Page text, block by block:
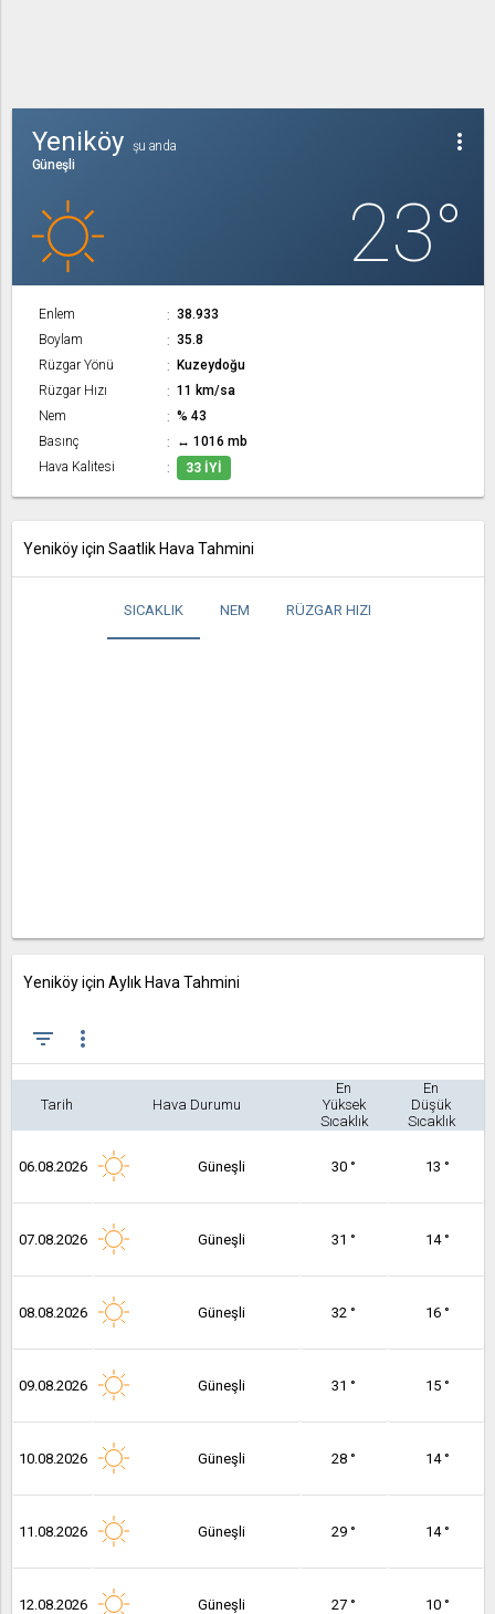
more_vert
Yeniköy
şu anda
Güneşli
23°
Enlem
38.933
Boylam
35.8
Rüzgar Yönü
Kuzeydoğu
Rüzgar Hızı
11 km/sa
Nem
% 43
Basınç
↔ 1016 mb
Hava Kalitesi
33 İYI
Yeniköy için Saatlik Hava Tahmini
SICAKLIK NEM RÜZGAR HIZI
Yeniköy için Aylık Hava Tahmini
filter_list more_vert
Tarih Hava Durumu
En
Yüksek
Sıcaklık
En
Düşük
Sıcaklık
06.08.2026 Güneşli 30 ° 13 °
07.08.2026 Güneşli 31 ° 14 °
08.08.2026 Güneşli 32 ° 16 °
09.08.2026 Güneşli 31 ° 15 °
10.08.2026 Güneşli 28 ° 14 °
11.08.2026 Güneşli 29 ° 14 °
12.08.2026 Güneşli 27 ° 10 °